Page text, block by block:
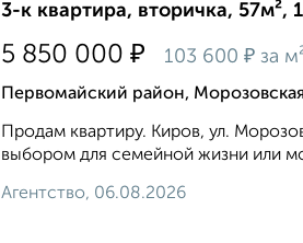
3-к квартира, вторичка, 57м²,
5 850 000 ₽ 103 600 ₽ за
Первомайский район,
Продам квартиру. Киров, ул.
выбором для семейной жизни или
Агентство, 06.08.2026